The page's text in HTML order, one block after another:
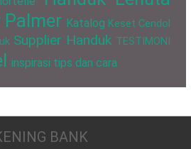
Palmer Katalog Keset Cendol
Supplier Handuk TESTIMONI
inspirasi tips dan cara
BANK